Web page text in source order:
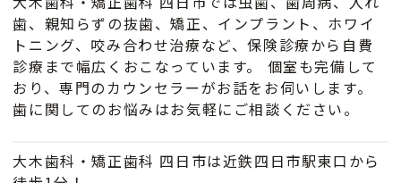
歯、親知らずの抜歯、矯正、インプラント、ホワイ
トニング、咬み合わせ治療など、保険診療から自費
診療まで幅広くおこなっています。 個室も完備して
おり、専門のカウンセラーがお話をお伺いします。
歯に関してのお悩みはお気軽にご相談ください。
大木歯科・矯正歯科 四日市は近鉄四日市駅東口から